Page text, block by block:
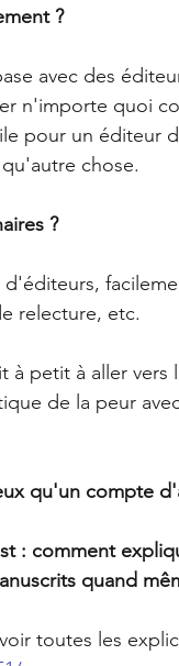
?
avec des
n'importe quoi
pour un éditeur
chose.
?
relecture, etc.
petit à aller vers
de la peur
qu'un compte
: comment
quand
toutes les